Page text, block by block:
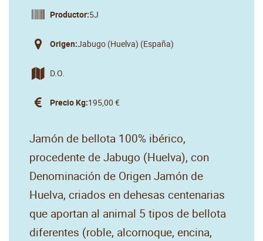
Productor:5J
Origen:Jabugo (Huelva) (España)
D.O.
Precio Kg:195,00 €
Jamón de bellota 100% ibérico,
procedente de Jabugo (Huelva), con
Denominación de Origen Jamón de
Huelva, criados en dehesas centenarias
que aportan al animal 5 tipos de bellota
diferentes (roble, alcornoque, encina,